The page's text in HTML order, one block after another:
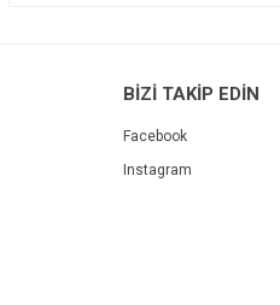
BİZİ TAKİP EDİN
Facebook
Instagram